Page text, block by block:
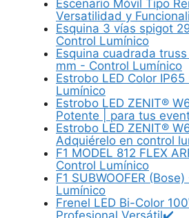
Escenario Móvil Tipo
Versatilidad y
Esquina 3 vías spigot
Control Lumínico
Esquina cuadrada
mm - Control Lumínico
Estrobo LED Color
Lumínico
Estrobo LED ZENIT®
Potente | para tus
Estrobo LED ZENIT®
Adquiérelo en control
F1 MODEL 812 FLEX
Control Lumínico
F1 SUBWOOFER
Lumínico
Frenel LED Bi-Color
Profesional Versátil✔️